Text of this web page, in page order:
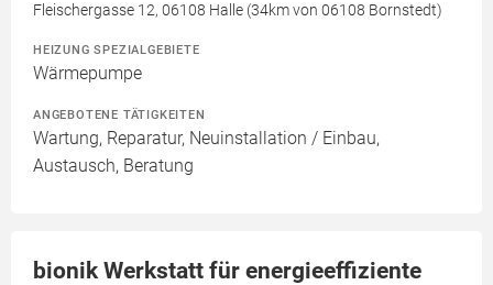
Fleischergasse 12, 06108 Halle (34km von 06108 Bornstedt)
HEIZUNG SPEZIALGEBIETE
Wärmepumpe
ANGEBOTENE TÄTIGKEITEN
Wartung, Reparatur, Neuinstallation / Einbau,
Austausch, Beratung
bionik Werkstatt für energieeffiziente